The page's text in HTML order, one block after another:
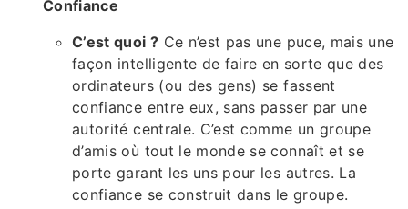
Confiance
C’est quoi ? Ce n’est pas une puce, mais une
façon intelligente de faire en sorte que des
ordinateurs (ou des gens) se fassent
confiance entre eux, sans passer par une
autorité centrale. C’est comme un groupe
d’amis où tout le monde se connaît et se
porte garant les uns pour les autres. La
confiance se construit dans le groupe.